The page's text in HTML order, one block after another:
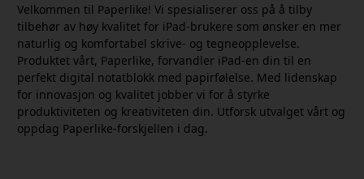
Velkommen til Paperlike! Vi spesialiserer oss på å tilby
tilbehør av høy kvalitet for iPad-brukere som ønsker en mer
naturlig og komfortabel skrive- og tegneopplevelse.
Produktet vårt, Paperlike, forvandler iPad-en din til en
perfekt digital notatblokk med papirfølelse. Med lidenskap
for innovasjon og kvalitet jobber vi for å styrke
produktiviteten og kreativiteten din. Utforsk utvalget vårt og
oppdag Paperlike-forskjellen i dag.